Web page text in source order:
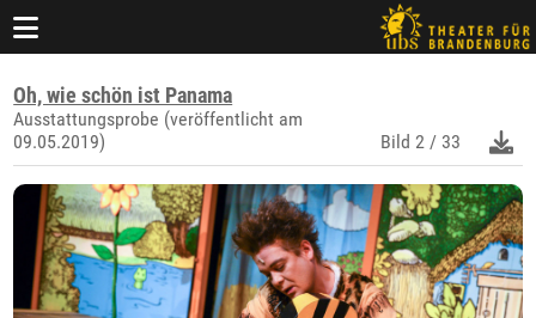
Oh, wie schön ist Panama
Ausstattungsprobe (veröffentlicht am
09.05.2019)
Bild 2 / 33